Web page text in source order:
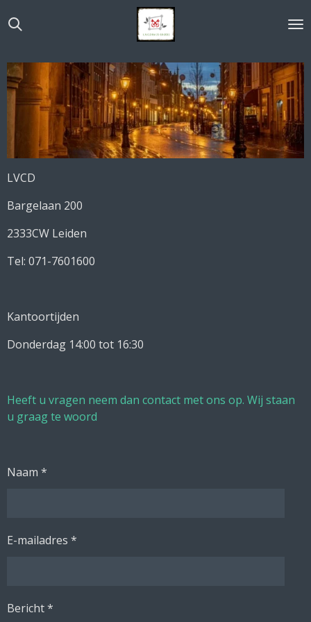
direct
de
hoofdinhoud
LVCD
Bargelaan 200
2333CW Leiden
Tel: 071-7601600
Kantoortijden
Donderdag 14:00 tot 16:30
Heeft u vragen neem dan contact met ons op. Wij staan
u graag te woord
Naam *
E-mailadres *
Bericht *